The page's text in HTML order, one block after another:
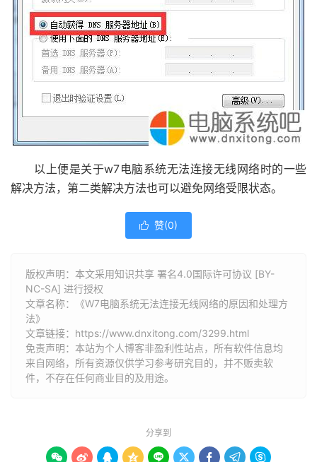
以上便是关于w7电脑系统无法连接无线网络时的一些
解决方法，第二类解决方法也可以避免网络受限状态。
 赞(0)
版权声明：本文采用知识共享 署名4.0国际许可协议 [BY-
NC-SA] 进行授权
文章名称：《W7电脑系统无法连接无线网络的原因和处理方
法》
文章链接： https://www.dnxitong.com/3299.html
免责声明：本站为个人博客非盈利性站点，所有软件信息均
来自网络，所有资源仅供学习参考研究目的，并不贩卖软
件，不存在任何商业目的及用途。
分享到
        